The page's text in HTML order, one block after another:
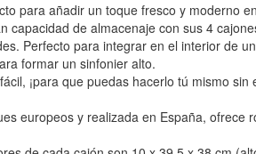
para añadir un toque fresco y moderno
de almacenaje con sus 4
Perfecto para integrar en el interior de
formar un sinfonier alto.
¡para que puedas hacerlo tú mismo sin
europeos y realizada en España, ofrece